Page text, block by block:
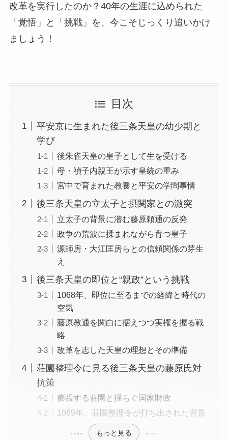
改革を実行したのか？40年の生涯に込められた
「覚悟」と「挑戦」を、今こそじっくり追いかけ
ましょう！
目次
平安京に生まれた後三条天皇の幼少期と
学び
後朱雀天皇の皇子として生を受ける
母・禎子内親王が示す皇統の重み
宮中で育まれた教養と平安の学問事情
後三条天皇の立太子と摂関家との激突
立太子の背景に潜む藤原頼通の反発
政争の荒波に揉まれながら育つ皇子
源師房・大江匡房らとの信頼関係の芽生
え
後三条天皇の即位と“親政”という挑戦
1068年、即位に至るまでの経緯と時代の
空気
藤原教通を関白に据えつつ実権を握る戦
略
改革を志した天皇の理想とその準備
荘園整理令に見る後三条天皇の藤原氏対
抗策
膨張する荘園と揺らぐ国家財政
1069年、荘園整理令が打ち出された背景
もっと見る